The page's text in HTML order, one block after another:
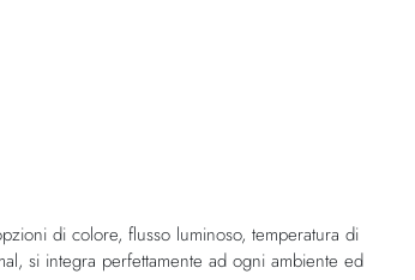
di colore, flusso luminoso, temperatura di
si integra perfettamente ad ogni ambiente ed